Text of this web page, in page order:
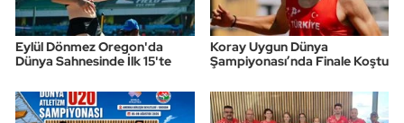
Eylül Dönmez Oregon'da
Dünya Sahnesinde İlk 15'te
Koray Uygun Dünya
Şampiyonası’nda Finale Koştu